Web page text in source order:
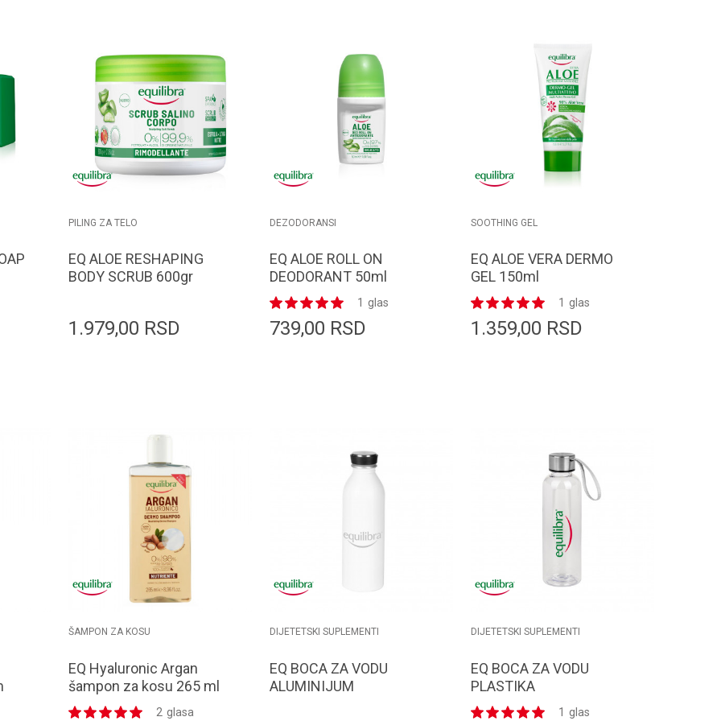
PILING ZA TELO
EQ ALOE RESHAPING
BODY SCRUB 600gr
1.979,00 RSD
DEZODORANSI
EQ ALOE ROLL ON
DEODORANT 50ml
glas
1
739,00 RSD
SOOTHING GEL
EQ ALOE VERA DERMO
GEL 150ml
glas
1
1.359,00 RSD
ŠAMPON ZA KOSU
EQ Hyaluronic Argan
šampon za kosu 265 ml
glasa
2
DIJETETSKI SUPLEMENTI
EQ BOCA ZA VODU
ALUMINIJUM
DIJETETSKI SUPLEMENTI
EQ BOCA ZA VODU
PLASTIKA
glas
1